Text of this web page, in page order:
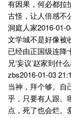
有因果，何必都拉
古怪，让人倍感不
洞庭人家2016-01-
文学城不是好像被
已经由正国级连降
兄‘妄议’赵家到什么
zbs2016-01-03
当神，拜个够。自
乎，只要有人跟。
点，死了也会烂。